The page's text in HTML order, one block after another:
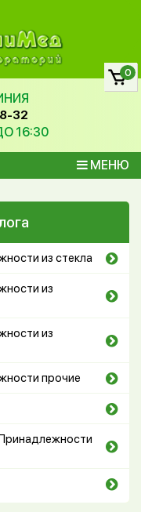
32
16:30
МЕНЮ
0
из стекла
из
из
прочие